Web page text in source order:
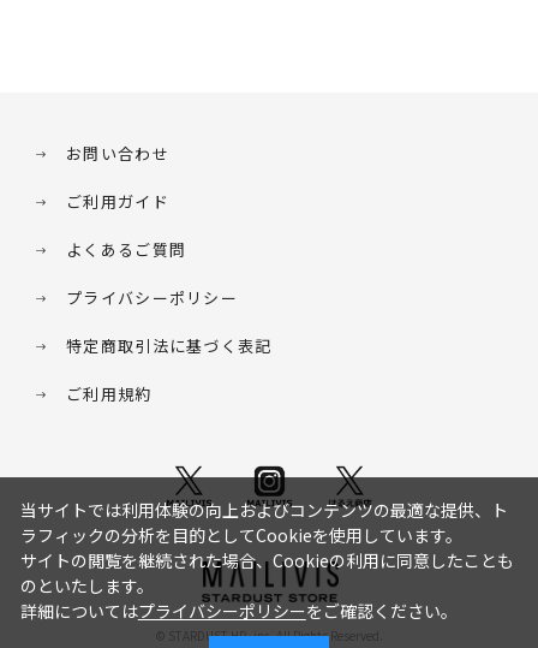
お問い合わせ
ご利用ガイド
よくあるご質問
プライバシーポリシー
特定商取引法に基づく表記
ご利用規約
© STARDUST HD. inc. All Rights Reserved.
当サイトでは利用体験の向上およびコンテンツの最適な提供、ト
ラフィックの分析を目的としてCookieを使用しています。
サイトの閲覧を継続された場合、Cookieの利用に同意したことも
のといたします。
詳細についてはプライバシーポリシーをご確認ください。